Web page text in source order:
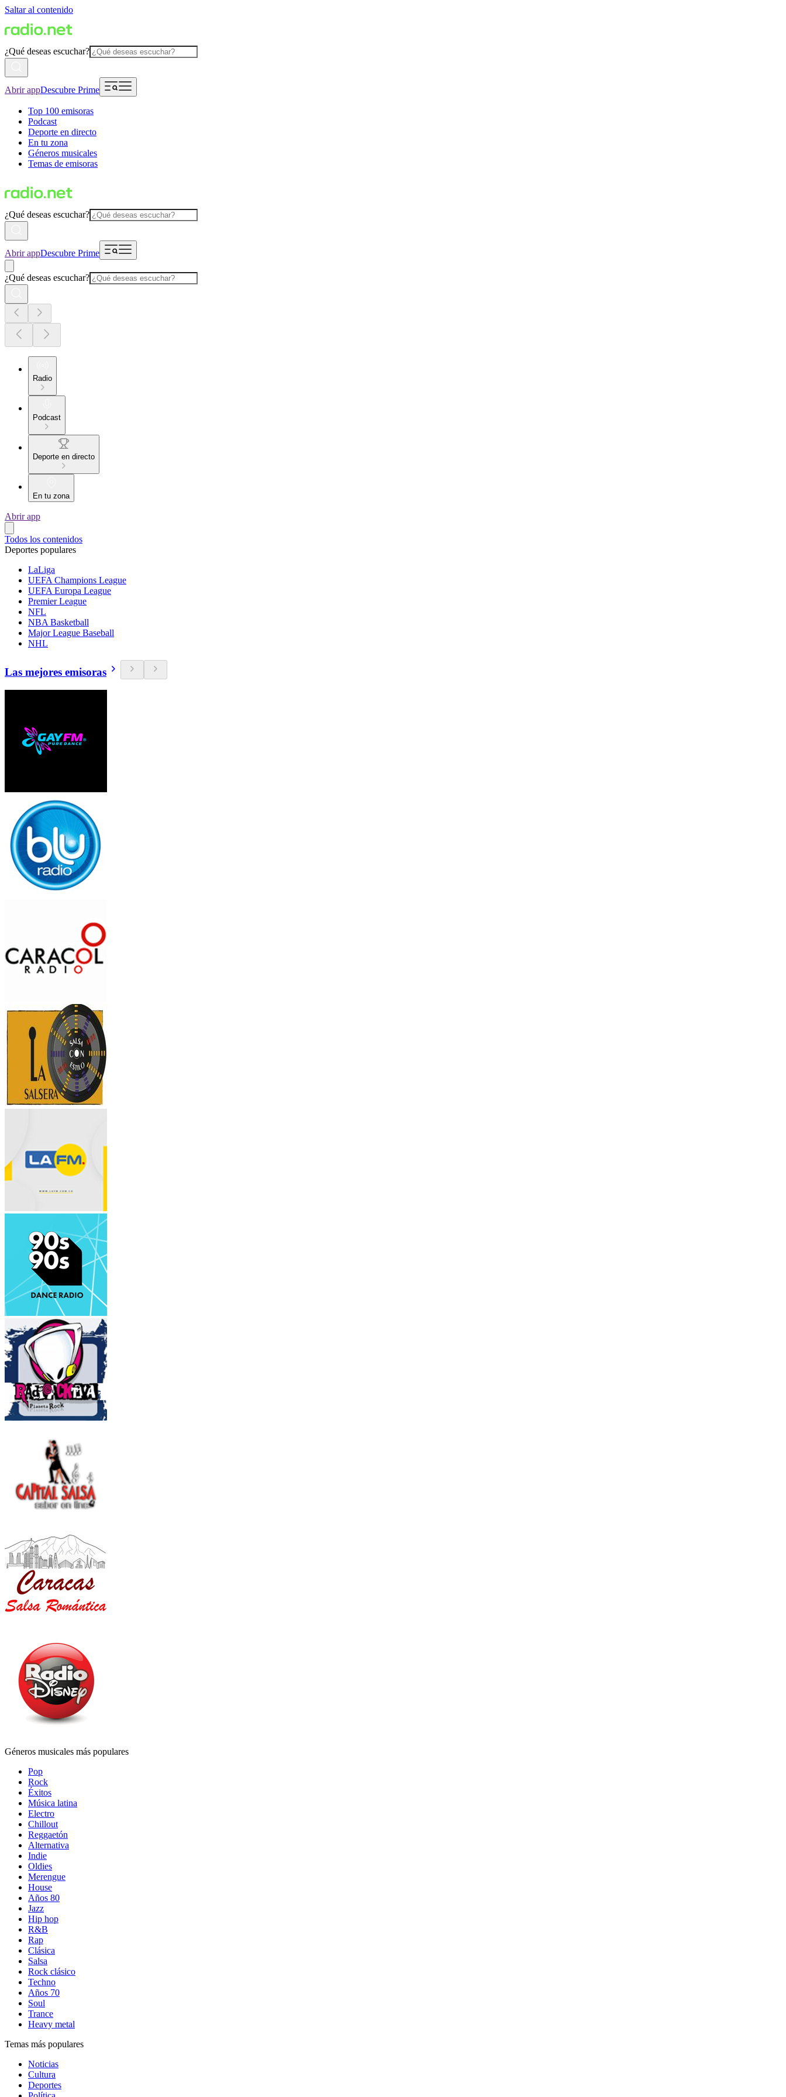
Saltar al contenido
¿Qué deseas escuchar?
Abrir appDescubre Prime
Top 100 emisoras
Podcast
Deporte en directo
En tu zona
Géneros musicales
Temas de emisoras
¿Qué deseas escuchar?
Abrir appDescubre Prime
¿Qué deseas escuchar?
Radio
Podcast
Deporte en directo
En tu zona
Abrir app
Todos los contenidos
Deportes populares
LaLiga
UEFA Champions League
UEFA Europa League
Premier League
NFL
NBA Basketball
Major League Baseball
NHL
Las mejores emisoras
Géneros musicales más populares
Pop
Rock
Éxitos
Música latina
Electro
Chillout
Reggaetón
Alternativa
Indie
Oldies
Merengue
House
Años 80
Jazz
Hip hop
R&B
Rap
Clásica
Salsa
Rock clásico
Techno
Años 70
Soul
Trance
Heavy metal
Temas más populares
Noticias
Cultura
Deportes